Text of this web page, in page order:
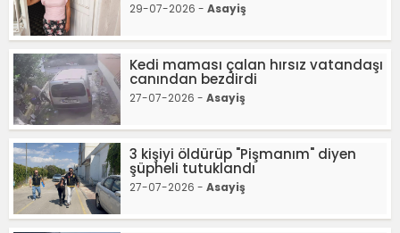
29-07-2026 - Asayiş
Kedi maması çalan hırsız vatandaşı
canından bezdirdi
27-07-2026 - Asayiş
3 kişiyi öldürüp "Pişmanım" diyen
şüpheli tutuklandı
27-07-2026 - Asayiş